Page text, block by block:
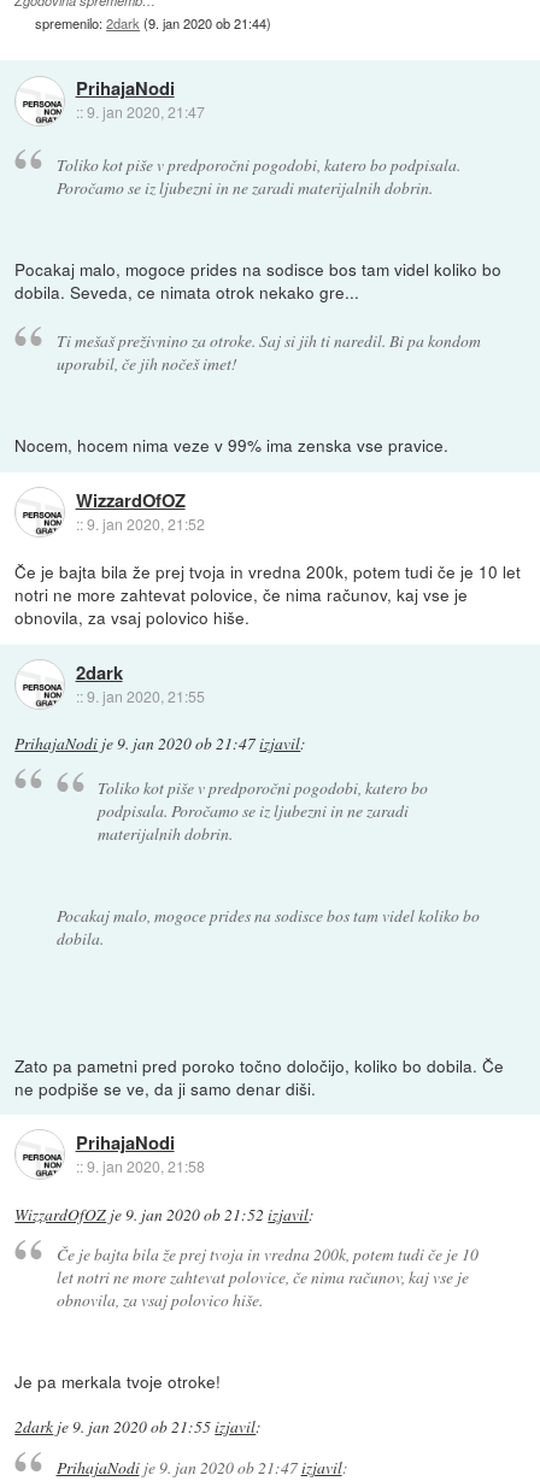
spremenilo:2dark (9. jan 2020 ob 21:44)
PrihajaNodi
::9. jan 2020, 21:47
Toliko kot piše v predporočni pogodobi, katero bo podpisala.
Poročamo se iz ljubezni in ne zaradi materijalnih dobrin.
Pocakaj malo, mogoce prides na sodisce bos tam videl koliko bo
dobila. Seveda, ce nimata otrok nekako gre...
Ti mešaš preživnino za otroke. Saj si jih ti naredil. Bi pa kondom
uporabil, če jih nočeš imet!
Nocem, hocem nima veze v 99% ima zenska vse pravice.
WizzardOfOZ
::9. jan 2020, 21:52
Če je bajta bila že prej tvoja in vredna 200k, potem tudi če je 10 let
notri ne more zahtevat polovice, če nima računov, kaj vse je
obnovila, za vsaj polovico hiše.
2dark
::9. jan 2020, 21:55
PrihajaNodi je9. jan 2020 ob 21:47izjavil:
Toliko kot piše v predporočni pogodobi, katero bo
podpisala. Poročamo se iz ljubezni in ne zaradi
materijalnih dobrin.
Pocakaj malo, mogoce prides na sodisce bos tam videl koliko bo
dobila.
Zato pa pametni pred poroko točno določijo, koliko bo dobila. Če
ne podpiše se ve, da ji samo denar diši.
PrihajaNodi
::9. jan 2020, 21:58
WizzardOfOZ je9. jan 2020 ob 21:52 izjavil:
Če je bajta bila že prej tvoja in vredna 200k, potem tudi če je 10
let notri ne more zahtevat polovice, če nima računov, kaj vse je
obnovila, za vsaj polovico hiše.
Je pa merkala tvoje otroke!
2dark je9. jan 2020 ob 21:55izjavil:
PrihajaNodije 9. jan 2020 ob 21:47izjavil: